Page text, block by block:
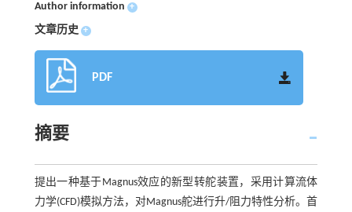
Author information +
文章历史 +
PDF
摘要
提出一种基于Magnus效应的新型转舵装置，采用计算流体
力学(CFD)模拟方法，对Magnus舵进行升/阻力特性分析。首